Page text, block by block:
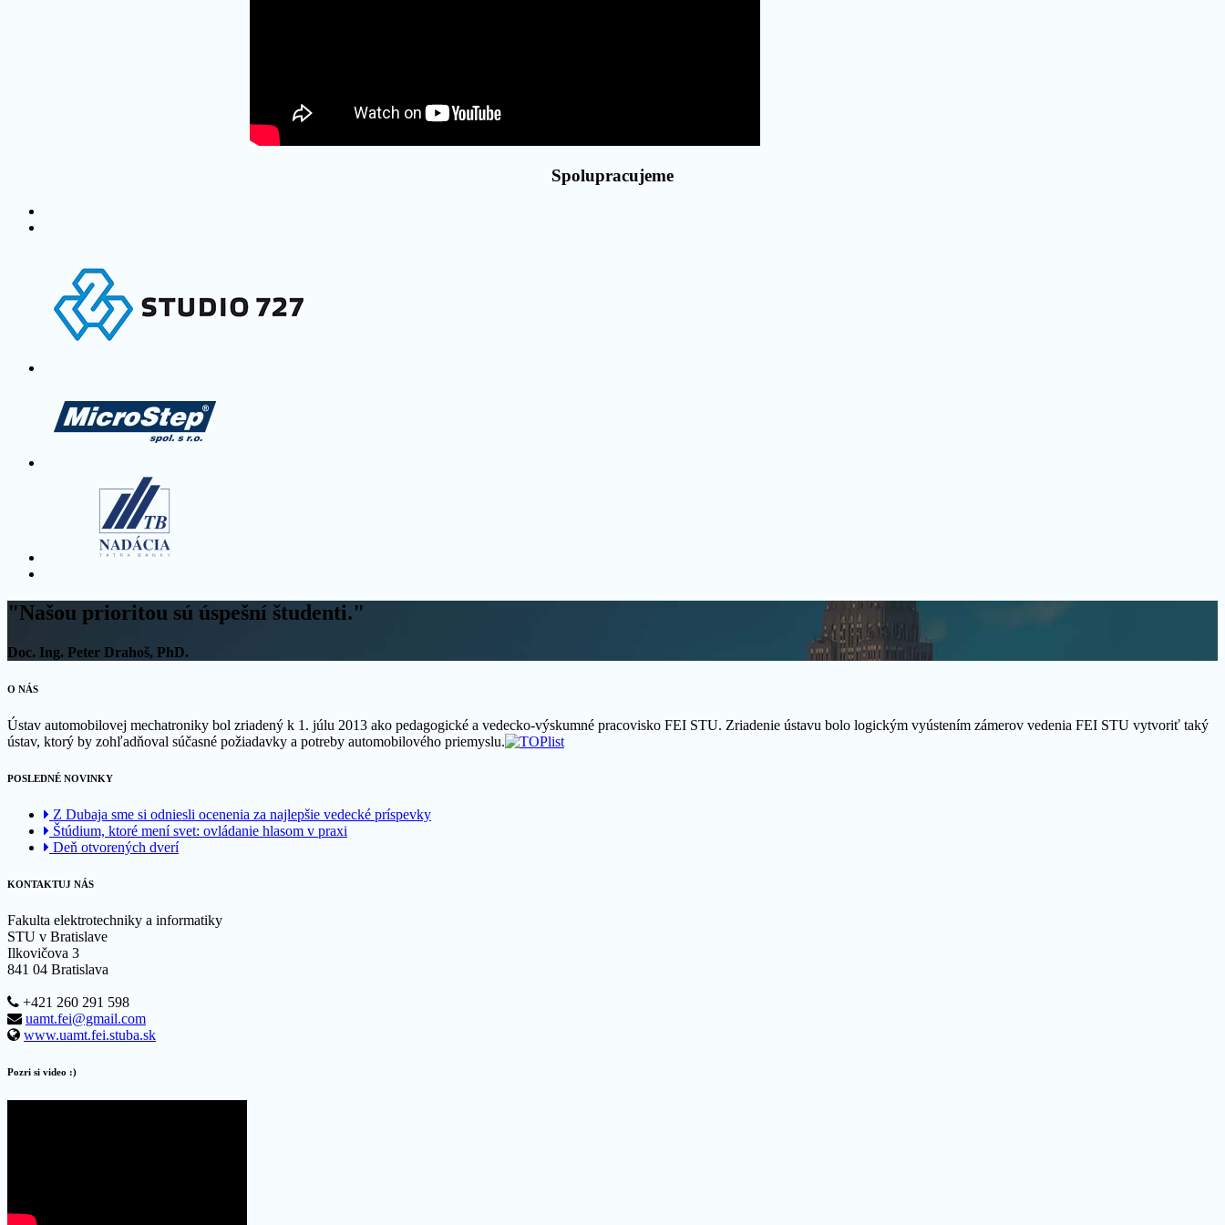
Spolupracujeme
"Našou prioritou sú úspešní študenti."
Doc. Ing. Peter Drahoš, PhD.
O NÁS
Ústav automobilovej mechatroniky bol zriadený k 1. júlu 2013 ako pedagogické a vedecko-výskumné pracovisko FEI STU. Zriadenie ústavu bolo logickým vyústením zámerov vedenia FEI STU vytvoriť taký
ústav, ktorý by zohľadňoval súčasné požiadavky a potreby automobilového priemyslu.
POSLEDNÉ NOVINKY
Z Dubaja sme si odniesli ocenenia za najlepšie vedecké príspevky
Štúdium, ktoré mení svet: ovládanie hlasom v praxi
Deň otvorených dverí
KONTAKTUJ NÁS
Fakulta elektrotechniky a informatiky
STU v Bratislave
Ilkovičova 3
841 04 Bratislava
+421 260 291 598
uamt.fei@gmail.com
www.uamt.fei.stuba.sk
Pozri si video :)